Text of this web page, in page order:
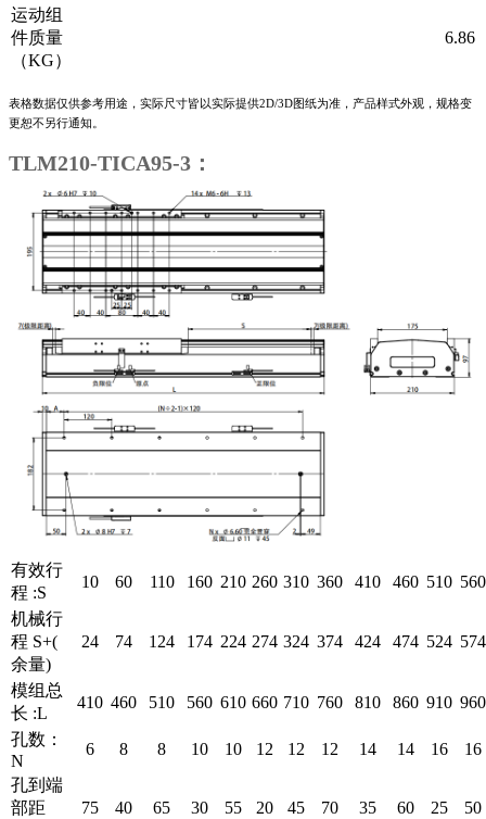
运动组
件质量
（KG）
6.86
表格数据仅供参考用途，实际尺寸皆以实际提供2D/3D图纸为准，产品样式外观，规格变
更恕不另行通知。
TLM210-TICA95-3：
有效行
程 :S
10 60 110 160 210 260 310 360 410 460 510 560
机械行
程 S+(
余量)
24 74 124 174 224 274 324 374 424 474 524 574
模组总
长 :L
410 460 510 560 610 660 710 760 810 860 910 960
孔数：
N
6 8 8 10 10 12 12 12 14 14 16
16
孔到端
部距
75 40 65 30 55 20 45 70 35 60 25 50